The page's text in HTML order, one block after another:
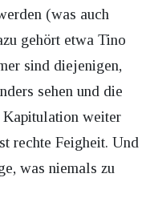
(was auch
gehört etwa Tino
sind diejenigen,
sehen und die
Kapitulation weiter
rechte Feigheit. Und
was niemals zu